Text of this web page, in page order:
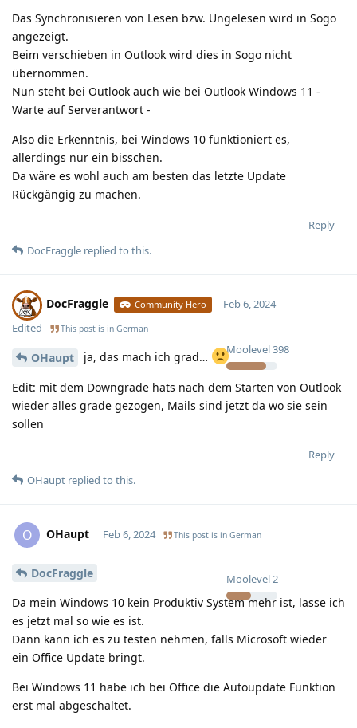
Das Synchronisieren von Lesen bzw. Ungelesen wird in Sogo
angezeigt.
Beim verschieben in Outlook wird dies in Sogo nicht
übernommen.
Nun steht bei Outlook auch wie bei Outlook Windows 11 -
Warte auf Serverantwort -
Also die Erkenntnis, bei Windows 10 funktioniert es,
allerdings nur ein bisschen.
Da wäre es wohl auch am besten das letzte Update
Rückgängig zu machen.
Reply
DocFraggle replied to this.
DocFraggle Community Hero
Moolevel398
Feb 6, 2024
Edited
This post is in German
OHaupt ja, das mach ich grad…
Edit: mit dem Downgrade hats nach dem Starten von Outlook
wieder alles grade gezogen, Mails sind jetzt da wo sie sein
sollen
Reply
OHaupt replied to this.
O OHaupt
Moolevel2
Feb 6, 2024 This post is in German
DocFraggle
Da mein Windows 10 kein Produktiv System mehr ist, lasse ich
es jetzt mal so wie es ist.
Dann kann ich es zu testen nehmen, falls Microsoft wieder
ein Office Update bringt.
Bei Windows 11 habe ich bei Office die Autoupdate Funktion
erst mal abgeschaltet.